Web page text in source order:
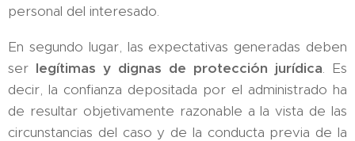
personal del interesado.
En segundo lugar, las expectativas generadas deben
ser legítimas y dignas de protección jurídica. Es
decir, la confianza depositada por el administrado ha
de resultar objetivamente razonable a la vista de las
circunstancias del caso y de la conducta previa de la